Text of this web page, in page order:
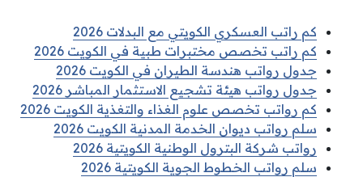
كم راتب العسكري الكويتي مع البدلات 2026
كم راتب تخصص مختبرات طبية في الكويت 2026
جدول رواتب هندسة الطيران في الكويت 2026
جدول رواتب هيئة تشجيع الاستثمار المباشر 2026
كم رواتب تخصص علوم الغذاء والتغذية الكويت 2026
سلم رواتب ديوان الخدمة المدنية الكويت 2026
رواتب شركة البترول الوطنية الكويتية 2026
سلم رواتب الخطوط الجوية الكويتية 2026